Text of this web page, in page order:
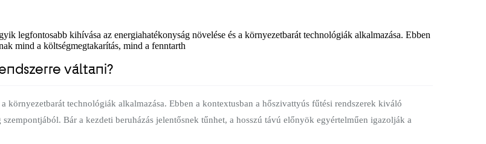
legfontosabb kihívása az energiahatékonyság növelése és a környezetbarát technológiák alkalmazása. Ebben
mind a költségmegtakarítás, mind a fenntarth
váltani?
technológiák alkalmazása. Ebben a kontextusban a hőszivattyús fűtési rendszerek kiváló
Bár a kezdeti beruházás jelentősnek tűnhet, a hosszú távú előnyök egyértelműen igazolják a